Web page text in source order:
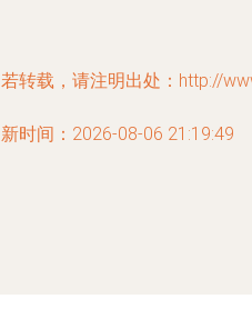
转载，请注明出处：http://
时间：2026-08-06 21:19:49